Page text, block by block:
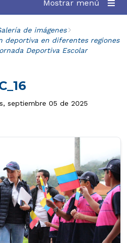
Mostrar menú
de imágenes
deportiva en diferentes regiones
Deportiva Escolar
septiembre 05 de 2025